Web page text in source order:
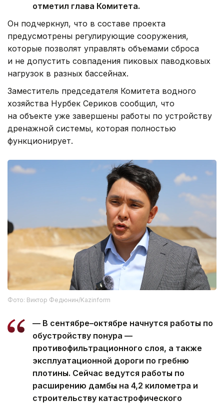
отметил глава Комитета.
Он подчеркнул, что в составе проекта
предусмотрены регулирующие сооружения,
которые позволят управлять объемами сброса
и не допустить совпадения пиковых паводковых
нагрузок в разных бассейнах.
Заместитель председателя Комитета водного
хозяйства Нурбек Сериков сообщил, что
на объекте уже завершены работы по устройству
дренажной системы, которая полностью
функционирует.
Фото: Виктор Федюнин/Kazinform
— В сентябре–октябре начнутся работы по
обустройству понура —
противофильтрационного слоя, а также
эксплуатационной дороги по гребню
плотины. Сейчас ведутся работы по
расширению дамбы на 4,2 километра и
строительству катастрофического